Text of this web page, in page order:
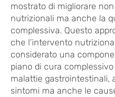
mostrato di migliorare
nutrizionali ma anche la
complessiva. Questo
che l’intervento
considerato una
piano di cura
malattie gastrointestinali,
sintomi ma anche le